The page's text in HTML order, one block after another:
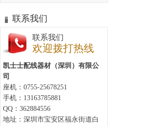
联系我们
联系我们
欢迎拨打热线
凯士士配线器材（深圳）有限公
司
座机：0755-25678251
手机：13163785881
QQ：362884556
地址：深圳市宝安区福永街道白